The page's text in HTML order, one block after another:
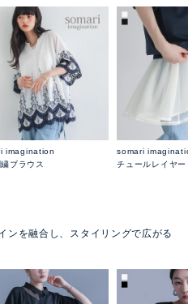
imagination
ブラウス
somari
チュールレイヤ
ンを融合し、スタイリングで広がる